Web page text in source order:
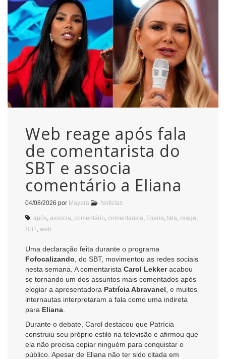
Web reage após fala
de comentarista do
SBT e associa
comentário a Eliana
04/08/2026 por Mayara Notícias
após associa comentário comentarista Eliana fala reage
SBT web
Uma declaração feita durante o programa
Fofocalizando , do SBT, movimentou as redes sociais
nesta semana. A comentarista Carol Lekkeracabou
se tornando um dos assuntos mais comentados após
elogiar a apresentadora Patrícia Abravanel , e muitos
internautas interpretaram a fala como uma indireta
para Eliana
Durante o debate, Carol destacou que Patrícia
construiu seu próprio estilo na televisão e afirmou que
ela não precisa copiar ninguém para conquistar o
público. Apesar de Eliana não ter sido citada em